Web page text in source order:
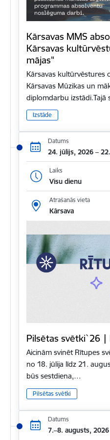
Kārsavas MMS
Kārsavas
mājas"
Kārsavas kultūrvēstures
Kārsavas Mūzikas un
diplomdarbu izstādi.Tajā
Izstāde
Datums
24. jūlijs, 2026 –
Laiks
Visu dienu
Atrašanās vieta
Kārsava
Pilsētas svētki`26 |
Aicinām svinēt Rītupes
no 18. jūlija līdz 21.
būs sestdiena,…
Pilsētas svētki
Datums
7.–8. augusts, 2026